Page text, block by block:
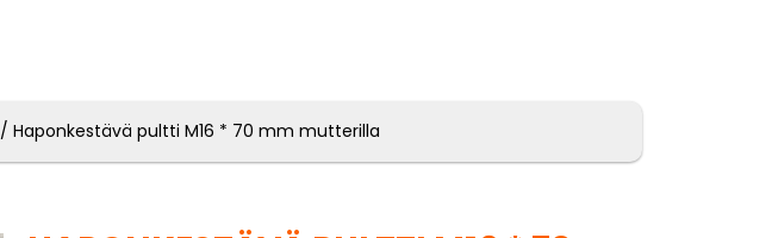
/ Haponkestävä pultti M16 * 70 mm mutterilla